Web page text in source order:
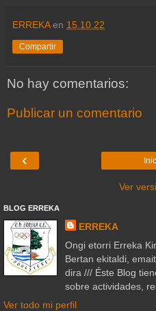
ERREKA en 15.10.22
Compartir
No hay comentarios:
Publicar un comentario
‹
Ver
BLOG ERREKA
ERREKA
Ongi etorri Erreka
Bertan ekitaldi,
dira /// Éste Blog
sobre actividades,
Ver todo mi perfil